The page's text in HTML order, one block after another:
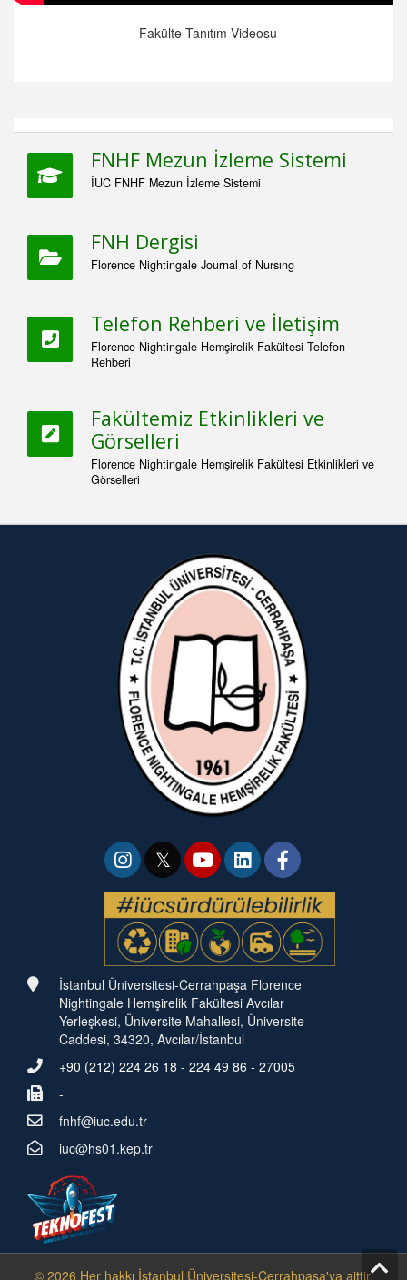
Fakülte Tanıtım Videosu
FNHF Mezun İzleme Sistemi
İUC FNHF Mezun İzleme Sistemi
FNH Dergisi
Florence Nightingale Journal of Nursıng
Telefon Rehberi ve İletişim
Florence Nightingale Hemşirelik Fakültesi Telefon
Rehberi
Fakültemiz Etkinlikleri ve
Görselleri
Florence Nightingale Hemşirelik Fakültesi Etkinlikleri ve
Görselleri
İstanbul Üniversitesi-Cerrahpaşa Florence
Nightingale Hemşirelik Fakültesi Avcılar
Yerleşkesi, Üniversite Mahallesi, Üniversite
Caddesi, 34320, Avcılar/İstanbul
+90 (212) 224 26 18 - 224 49 86 - 27005
-
fnhf@iuc.edu.tr
iuc@hs01.kep.tr
© 2026 Her hakkı İstanbul Üniversitesi-Cerrahpaşa'ya aittir.